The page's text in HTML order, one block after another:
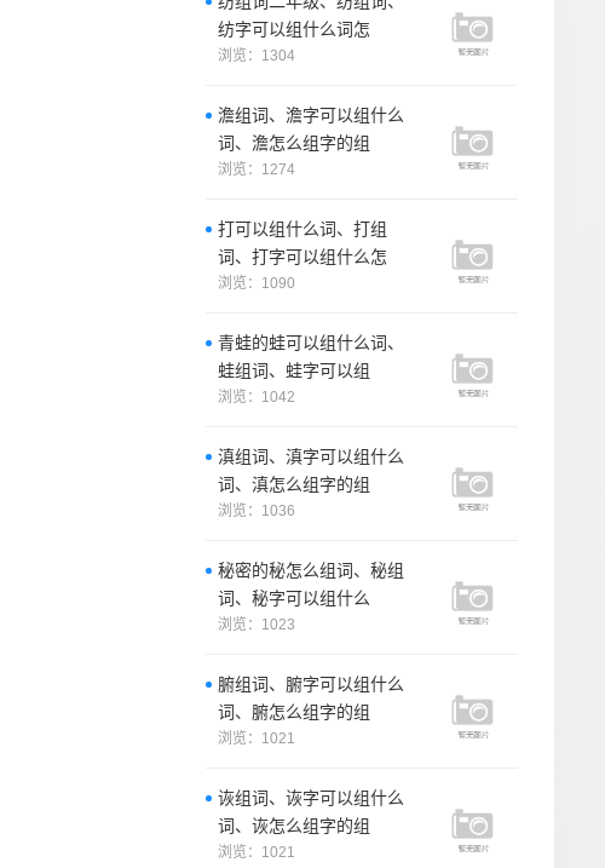
纺字可以组什么词怎
浏览：1304
澹组词、澹字可以组什么
词、澹怎么组字的组
浏览：1274
打可以组什么词、打组
词、打字可以组什么怎
浏览：1090
青蛙的蛙可以组什么词、
蛙组词、蛙字可以组
浏览：1042
滇组词、滇字可以组什么
词、滇怎么组字的组
浏览：1036
秘密的秘怎么组词、秘组
词、秘字可以组什么
浏览：1023
腑组词、腑字可以组什么
词、腑怎么组字的组
浏览：1021
诙组词、诙字可以组什么
词、诙怎么组字的组
浏览：1021